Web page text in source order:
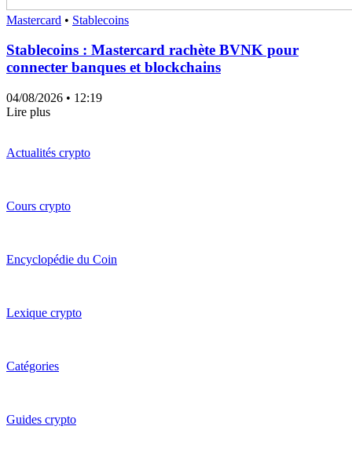
Mastercard • Stablecoins
Stablecoins : Mastercard rachète BVNK pour
connecter banques et blockchains
04/08/2026 • 12:19
Lire plus
Actualités crypto
Cours crypto
Encyclopédie du Coin
Lexique crypto
Catégories
Guides crypto